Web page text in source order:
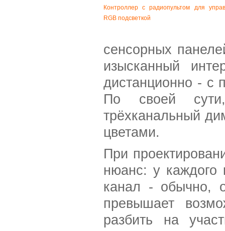
Контроллер с радиопультом для
RGB подсветкой
сенсорных
изысканный
дистанционно - с
По своей
трёхканальный
цветами.
При
нюанс: у каждого
канал - обычно,
превышает
разбить на